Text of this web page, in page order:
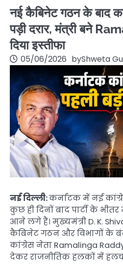
नई कैबिनेट गठन के बाद
पड़ी दरार, मंत्री बने
दिया इस्तीफा
05/06/2026 byShweta
नई दिल्ली:कर्नाटक में नई
कुछ ही दिनों बाद पार्टी के
आने लगे हैं। मुख्यमंत्री D. K.
कैबिनेट गठन और विभागों के
कांग्रेस नेता Ramalinga
देकर राजनीतिक हलकों में